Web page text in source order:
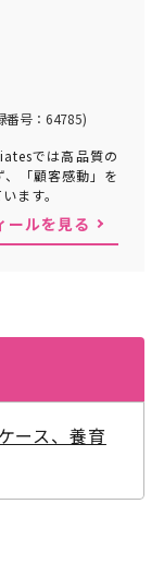
番号：64785)
では高品質の
「顧客感動」を
ます。
ールを見る
ース、養育